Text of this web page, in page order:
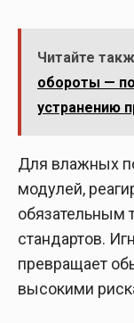
Читайте
обороты —
устранению
Для влажных
модулей,
обязательным
стандартов.
превращает
высокими